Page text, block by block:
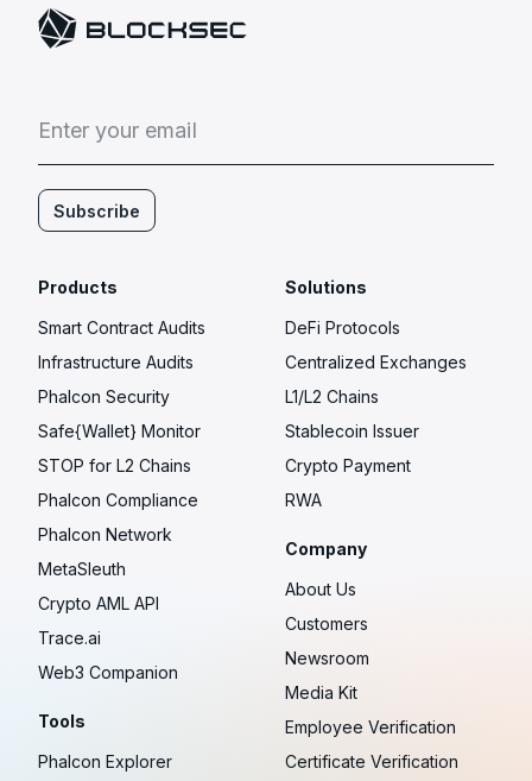
Enter your email
Subscribe
Products
Smart Contract Audits
Infrastructure Audits
Phalcon Security
Safe{Wallet} Monitor
STOP for L2 Chains
Phalcon Compliance
Phalcon Network
MetaSleuth
Crypto AML API
Trace.ai
Web3 Companion
Tools
Phalcon Explorer
Solutions
DeFi Protocols
Centralized Exchanges
L1/L2 Chains
Stablecoin Issuer
Crypto Payment
RWA
Company
About Us
Customers
Newsroom
Media Kit
Employee Verification
Certificate Verification